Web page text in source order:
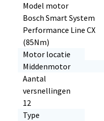
Model motor
Bosch Smart System
Performance Line CX
(85Nm)
Motor locatie
Middenmotor
Aantal
versnellingen
12
Type